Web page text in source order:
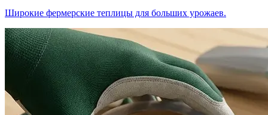
Широкие фермерские теплицы для больших урожаев.